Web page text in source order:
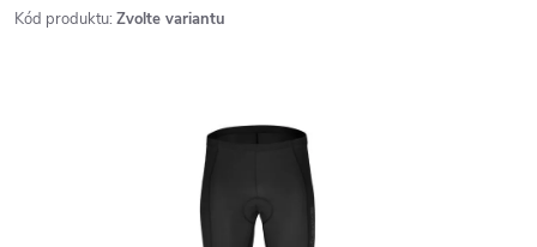
Kód produktu: Zvolte variantu